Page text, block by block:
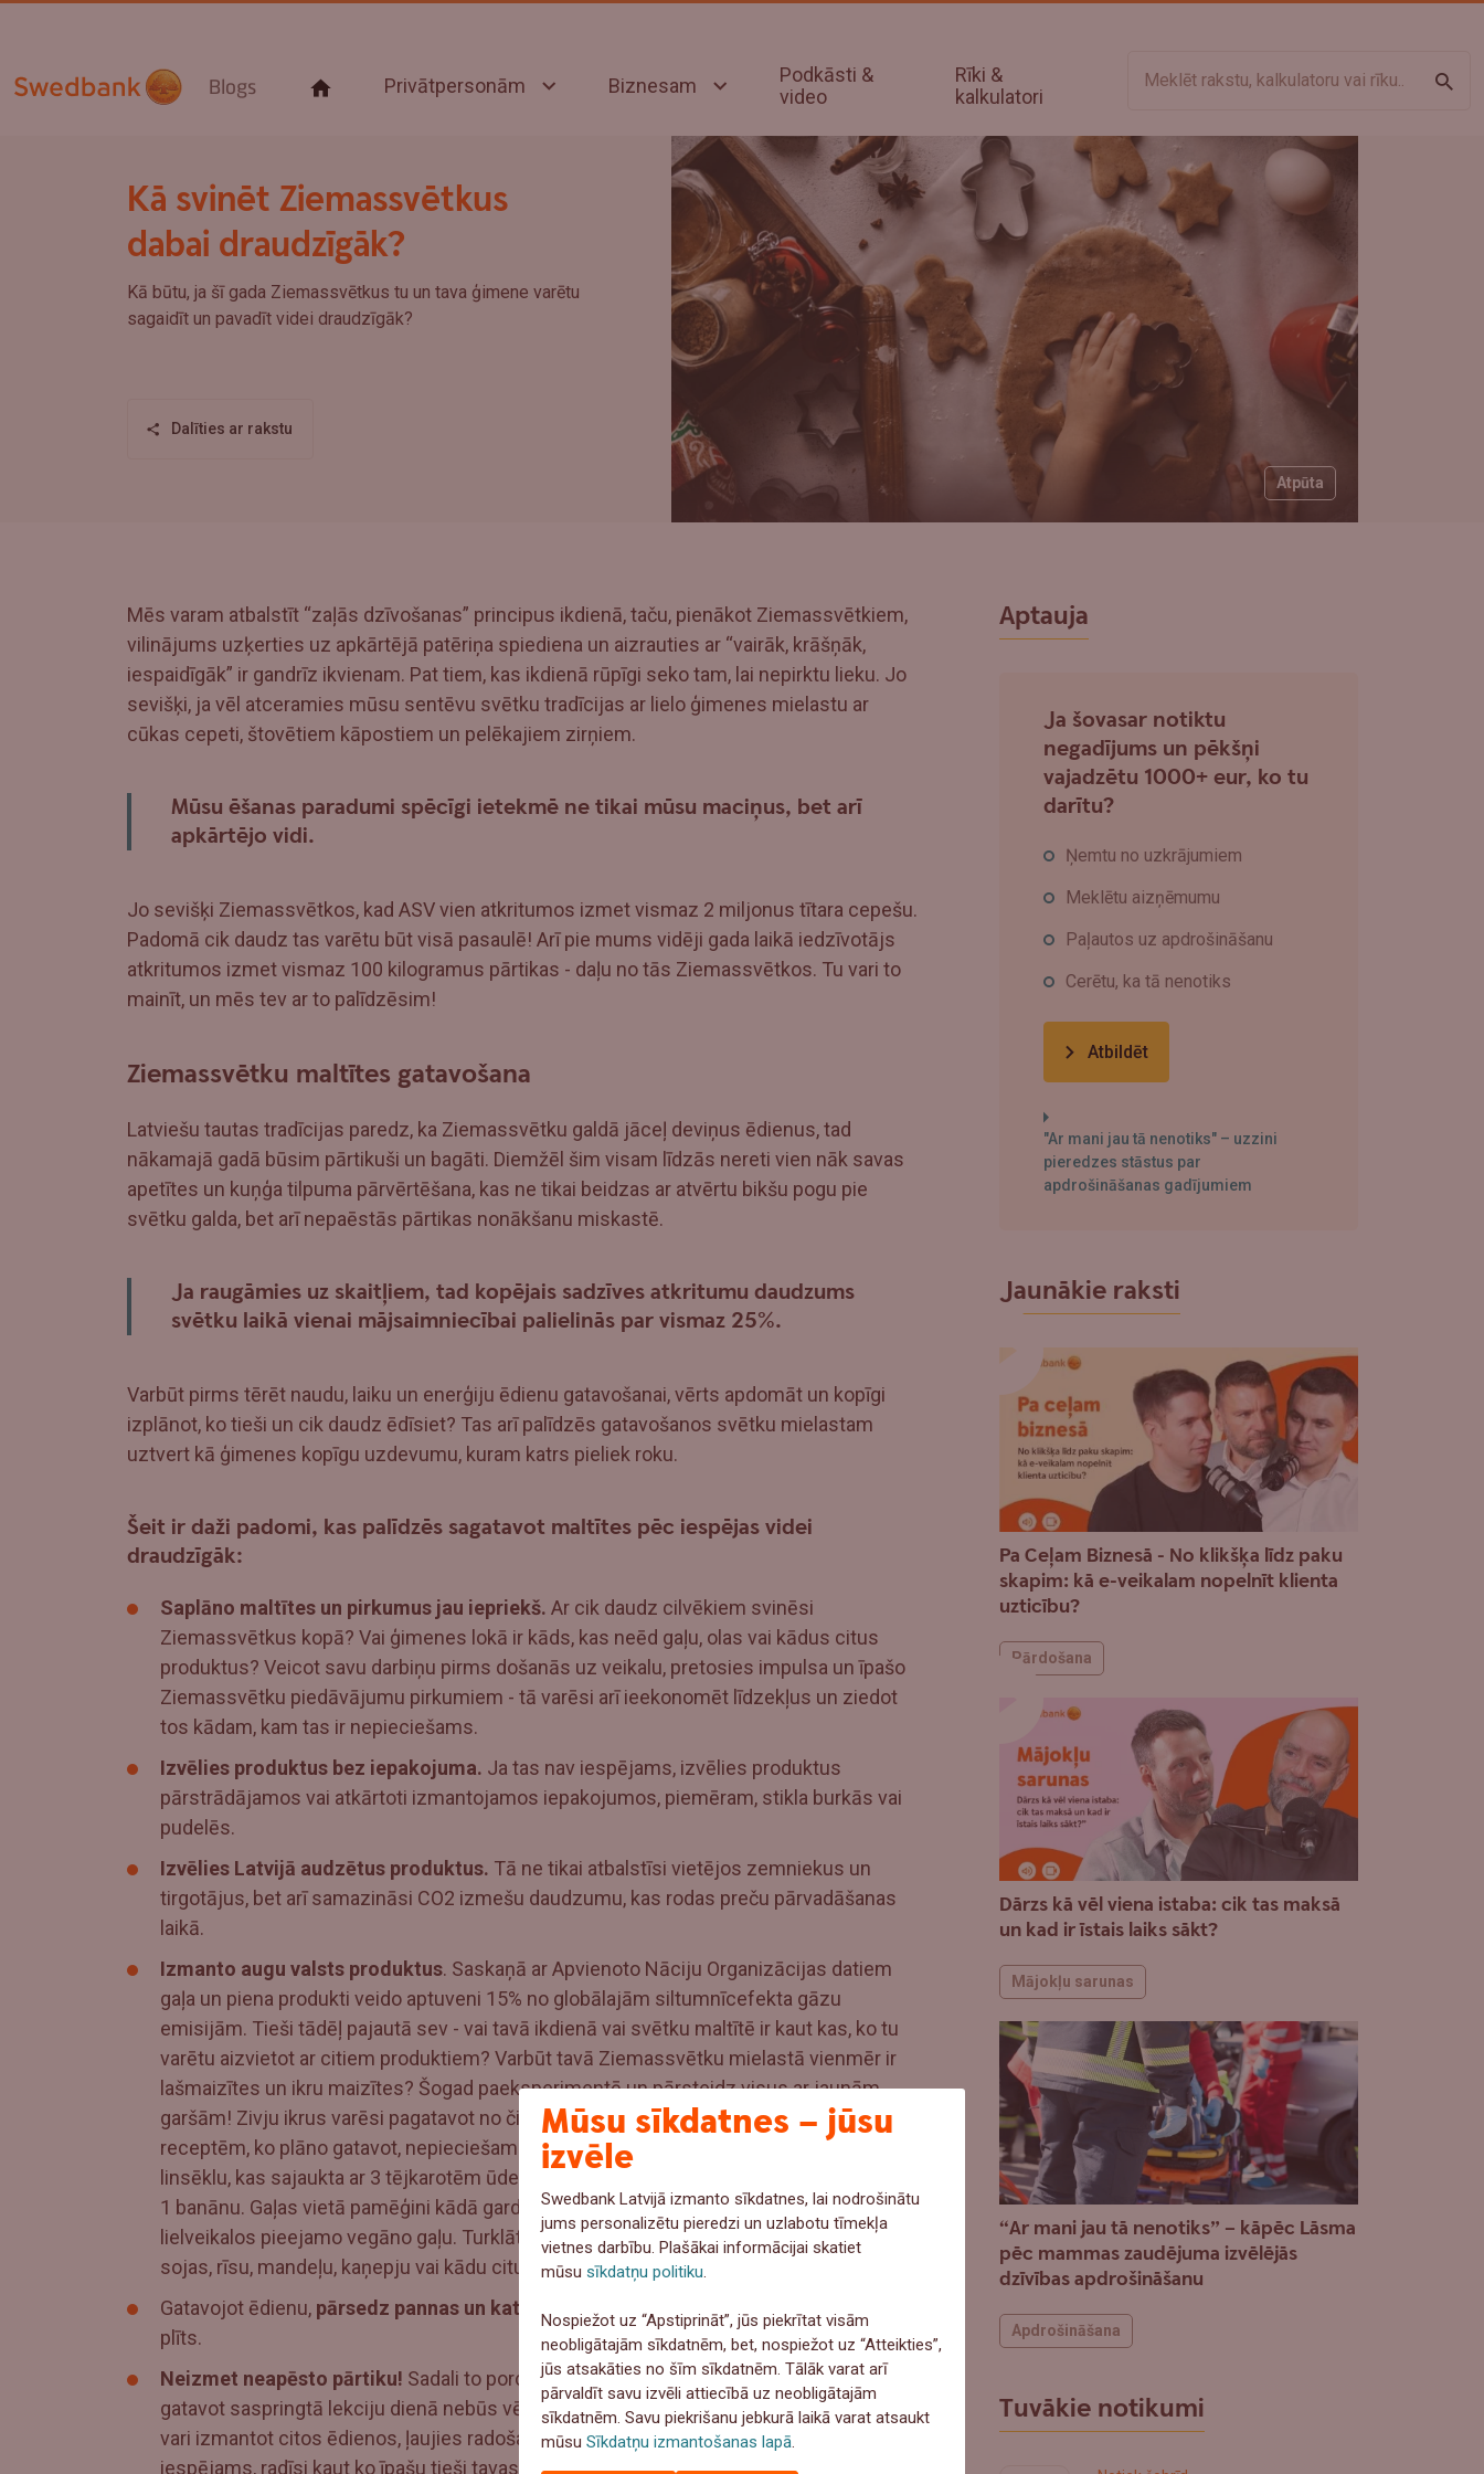
Blogs Privātpersonām Biznesam
Podkāsti &
video
Rīki &
kalkulatori
Atpūta
Kā svinēt Ziemassvētkus
dabai draudzīgāk?
Kā būtu, ja šī gada Ziemassvētkus tu un tava ģimene varētu
sagaidīt un pavadīt videi draudzīgāk?
Dalīties ar rakstu
Mēs varam atbalstīt “zaļās dzīvošanas” principus ikdienā, taču, pienākot Ziemassvētkiem,
vilinājums uzķerties uz apkārtējā patēriņa spiediena un aizrauties ar “vairāk, krāšņāk,
iespaidīgāk” ir gandrīz ikvienam. Pat tiem, kas ikdienā rūpīgi seko tam, lai nepirktu lieku. Jo
sevišķi, ja vēl atceramies mūsu sentēvu svētku tradīcijas ar lielo ģimenes mielastu ar
cūkas cepeti, štovētiem kāpostiem un pelēkajiem zirņiem.
Mūsu ēšanas paradumi spēcīgi ietekmē ne tikai mūsu maciņus, bet arī
apkārtējo vidi.
Jo sevišķi Ziemassvētkos, kad ASV vien atkritumos izmet vismaz 2 miljonus tītara cepešu.
Padomā cik daudz tas varētu būt visā pasaulē! Arī pie mums vidēji gada laikā iedzīvotājs
atkritumos izmet vismaz 100 kilogramus pārtikas - daļu no tās Ziemassvētkos. Tu vari to
mainīt, un mēs tev ar to palīdzēsim!
Ziemassvētku maltītes gatavošana
Latviešu tautas tradīcijas paredz, ka Ziemassvētku galdā jāceļ deviņus ēdienus, tad
nākamajā gadā būsim pārtikuši un bagāti. Diemžēl šim visam līdzās nereti vien nāk savas
apetītes un kuņģa tilpuma pārvērtēšana, kas ne tikai beidzas ar atvērtu bikšu pogu pie
svētku galda, bet arī nepaēstās pārtikas nonākšanu miskastē.
Ja raugāmies uz skaitļiem, tad kopējais sadzīves atkritumu daudzums
svētku laikā vienai mājsaimniecībai palielinās par vismaz 25%.
Varbūt pirms tērēt naudu, laiku un enerģiju ēdienu gatavošanai, vērts apdomāt un kopīgi
izplānot, ko tieši un cik daudz ēdīsiet? Tas arī palīdzēs gatavošanos svētku mielastam
uztvert kā ģimenes kopīgu uzdevumu, kuram katrs pieliek roku.
Šeit ir daži padomi, kas palīdzēs sagatavot maltītes pēc iespējas videi
draudzīgāk:
Saplāno maltītes un pirkumus jau iepriekš. Ar cik daudz cilvēkiem svinēsi
Ziemassvētkus kopā? Vai ģimenes lokā ir kāds, kas neēd gaļu, olas vai kādus citus
produktus? Veicot savu darbiņu pirms došanās uz veikalu, pretosies impulsa un īpašo
Ziemassvētku piedāvājumu pirkumiem - tā varēsi arī ieekonomēt līdzekļus un ziedot
tos kādam, kam tas ir nepieciešams.
Izvēlies produktus bez iepakojuma. Ja tas nav iespējams, izvēlies produktus
pārstrādājamos vai atkārtoti izmantojamos iepakojumos, piemēram, stikla burkās vai
pudelēs.
Izvēlies Latvijā audzētus produktus. Tā ne tikai atbalstīsi vietējos zemniekus un
tirgotājus, bet arī samazināsi CO2 izmešu daudzumu, kas rodas preču pārvadāšanas
laikā.
Izmanto augu valsts produktus. Saskaņā ar Apvienoto Nāciju Organizācijas datiem
gaļa un piena produkti veido aptuveni 15% no globālajām siltumnīcefekta gāzu
emisijām. Tieši tādēļ pajautā sev - vai tavā ikdienā vai svētku maltītē ir kaut kas, ko tu
varētu aizvietot ar citiem produktiem? Varbūt tavā Ziemassvētku mielastā vienmēr ir
lašmaizītes un ikru maizītes? Šogad paeksperimentē un pārsteidz visus ar jaunām
garšām! Zivju ikrus varēsi pagatavot no čia sēklām, lasi – no burkāniem! Ja kādā no
receptēm, ko plāno gatavot, nepieciešamas olas, aizvieto tās ar 1 tējkaroti samaltu
linsēklu, kas sajaukta ar 3 tējkarotēm ūdens. Ja gatavo saldo ēdienu, olu vietā izmanto
1 banānu. Gaļas vietā pamēģini kādā gardā marinādē pagatavot tofu, pākšaugus vai arī
lielveikalos pieejamo vegāno gaļu. Turklāt receptēs, kurās nepieciešams piens, izvēlies
sojas, rīsu, mandeļu, kaņepju vai kādu citu augu pienu.
Gatavojot ēdienu, pārsedz pannas un katlus ar vāku
! Tā samazināsi enerģiju, ko patērē
plīts.
Neizmet neapēsto pārtiku! Sadali to porcijās, sasaldē un apēd, kad būsi izsalcis, bet
gatavot saspringtā lekciju dienā nebūs vēlmes. Ja pāri palikušas kādas sastāvdaļas, ko
vari izmantot citos ēdienos, ļaujies radošajai iedvesmai – jauc salātos, sacepumos un,
iespējams, radīsi kaut ko īpašu tieši tavas ģimenes tradicionālajām pēcsvētku
Aptauja
Ja šovasar notiktu
negadījums un pēkšņi
vajadzētu 1000+ eur, ko tu
darītu?
Ņemtu no uzkrājumiem
Meklētu aizņēmumu
Paļautos uz apdrošināšanu
Cerētu, ka tā nenotiks
Atbildēt
"Ar mani jau tā nenotiks" – uzzini
pieredzes stāstus par
apdrošināšanas gadījumiem
Jaunākie raksti
Pa Ceļam Biznesā - No klikšķa līdz paku
skapim: kā e-veikalam nopelnīt klienta
uzticību?
Pārdošana
Dārzs kā vēl viena istaba: cik tas maksā
un kad ir īstais laiks sākt?
Mājokļu sarunas
“Ar mani jau tā nenotiks” – kāpēc Lāsma
pēc mammas zaudējuma izvēlējās
dzīvības apdrošināšanu
Apdrošināšana
Tuvākie notikumi
Mūsu sīkdatnes – jūsu
izvēle
Swedbank Latvijā izmanto sīkdatnes, lai nodrošinātu
jums personalizētu pieredzi un uzlabotu tīmekļa
vietnes darbību. Plašākai informācijai skatiet
mūsusīkdatņu politiku.
Nospiežot uz “Apstiprināt”, jūs piekrītat visām
neobligātajām sīkdatnēm, bet, nospiežot uz “Atteikties”,
jūs atsakāties no šīm sīkdatnēm. Tālāk varat arī
pārvaldīt savu izvēli attiecībā uz neobligātajām
sīkdatnēm. Savu piekrišanu jebkurā laikā varat atsaukt
mūsuSīkdatņu izmantošanas lapā.